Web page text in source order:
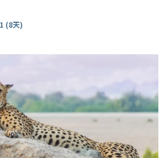
(8天)